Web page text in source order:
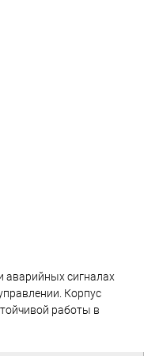
аварийных сигналах
Корпус
работы в